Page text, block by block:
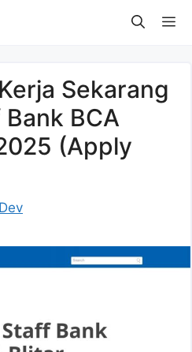
Sekarang
BCA
(Apply